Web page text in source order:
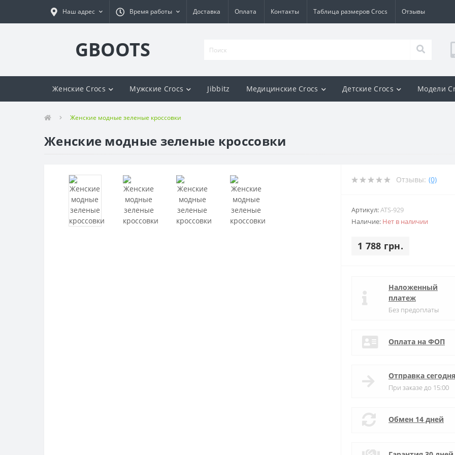
Наш адрес Время работы Доставка Оплата Контакты Таблица размеров Crocs Отзывы
GBOOTS
Женские Crocs Мужские Crocs Jibbitz Медицинские Crocs Детские Crocs Модели
Женские модные зеленые кроссовки
Женские модные зеленые кроссовки
Отзывы: (0)
Артикул:ATS-929
Наличие: Нет в наличии
1 788 грн.
Наложенный
платеж
Без предоплаты
Оплата на ФОП
Отправка сегодня
При заказе до 15:00
Обмен 14 дней